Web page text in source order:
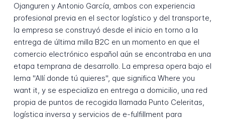
Ojanguren y Antonio García, ambos con experiencia
profesional previa en el sector logístico y del transporte,
la empresa se construyó desde el inicio en torno a la
entrega de última milla B2C en un momento en que el
comercio electrónico español aún se encontraba en una
etapa temprana de desarrollo. La empresa opera bajo el
lema "Allí donde tú quieres", que significa Where you
want it, y se especializa en entrega a domicilio, una red
propia de puntos de recogida llamada Punto Celeritas,
logística inversa y servicios de e-fulfillment para